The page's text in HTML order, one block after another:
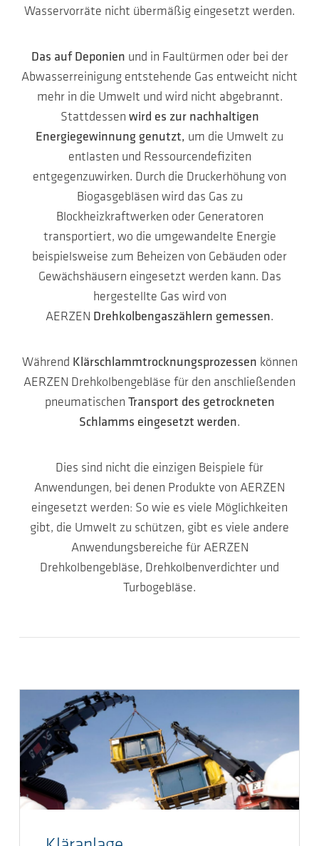
Wasservorräte nicht übermäßig eingesetzt werden.
Das auf Deponien und in Faultürmen oder bei der
Abwasserreinigung entstehende Gas entweicht nicht
mehr in die Umwelt und wird nicht abgebrannt.
Stattdessen wird es zur nachhaltigen
Energiegewinnung genutzt, um die Umwelt zu
entlasten und Ressourcendefiziten
entgegenzuwirken. Durch die Druckerhöhung von
Biogasgebläsen wird das Gas zu
Blockheizkraftwerken oder Generatoren
transportiert, wo die umgewandelte Energie
beispielsweise zum Beheizen von Gebäuden oder
Gewächshäusern eingesetzt werden kann. Das
hergestellte Gas wird von
AERZEN Drehkolbengaszählern gemessen.
Während Klärschlammtrocknungsprozessen können
AERZEN Drehkolbengebläse für den anschließenden
pneumatischen Transport des getrockneten
Schlamms eingesetzt werden.
Dies sind nicht die einzigen Beispiele für
Anwendungen, bei denen Produkte von AERZEN
eingesetzt werden: So wie es viele Möglichkeiten
gibt, die Umwelt zu schützen, gibt es viele andere
Anwendungsbereiche für AERZEN
Drehkolbengebläse, Drehkolbenverdichter und
Turbogebläse.